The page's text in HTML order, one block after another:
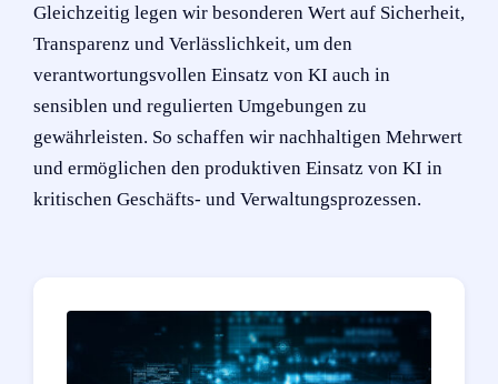
Gleichzeitig legen wir besonderen Wert auf Sicherheit,
Transparenz und Verlässlichkeit, um den
verantwortungsvollen Einsatz von KI auch in
sensiblen und regulierten Umgebungen zu
gewährleisten. So schaffen wir nachhaltigen Mehrwert
und ermöglichen den produktiven Einsatz von KI in
kritischen Geschäfts- und Verwaltungsprozessen.